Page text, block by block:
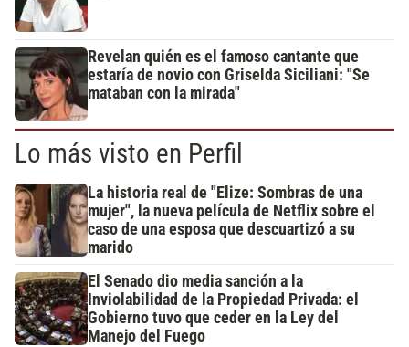
Revelan quién es el famoso cantante que
estaría de novio con Griselda Siciliani: "Se
mataban con la mirada"
Lo más visto en Perfil
La historia real de "Elize: Sombras de una
mujer", la nueva película de Netflix sobre el
caso de una esposa que descuartizó a su
marido
El Senado dio media sanción a la
Inviolabilidad de la Propiedad Privada: el
Gobierno tuvo que ceder en la Ley del
Manejo del Fuego